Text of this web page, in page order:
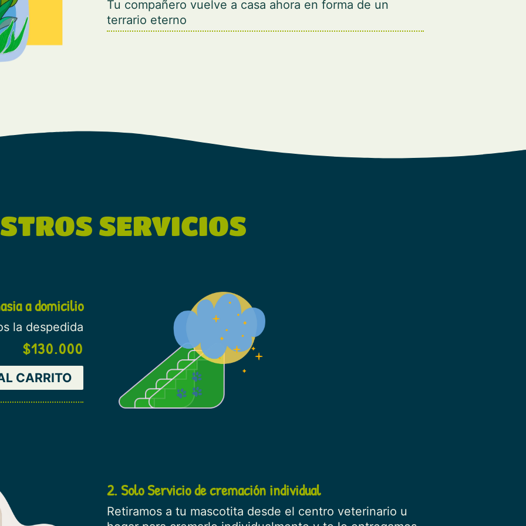
Tu compañero vuelve a casa ahora en forma de un
terrario eterno
SERVICIOS
a domicilio
la despedida
$130.000
CARRITO
2. Solo Servicio de cremación individual
Retiramos a tu mascotita desde el centro veterinario u